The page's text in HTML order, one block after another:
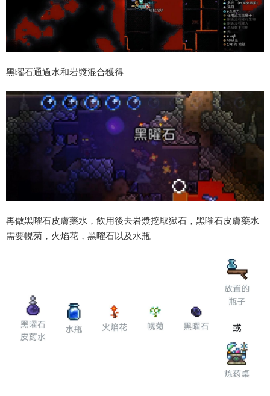
黑曜石通過水和岩漿混合獲得
再做黑曜石皮膚藥水，飲用後去岩漿挖取獄石，黑曜石皮膚藥水
需要幌菊，火焰花，黑曜石以及水瓶